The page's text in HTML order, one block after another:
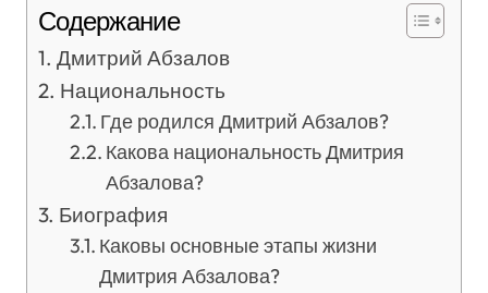
Содержание
Дмитрий Абзалов
Национальность
Где родился Дмитрий Абзалов?
Какова национальность Дмитрия
Абзалова?
Биография
Каковы основные этапы жизни
Дмитрия Абзалова?